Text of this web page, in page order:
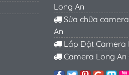
Long An
Sửa chữa
An
Lắp Đặt Camera
Camera Long An